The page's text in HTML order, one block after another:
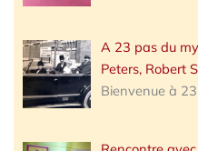
A 23 pas du
Peters, Robert
Bienvenue à